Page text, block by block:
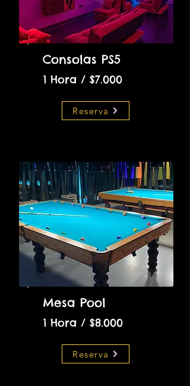
Consolas PS5
1 Hora / $7.000
Reserva
Mesa Pool
1 Hora / $8.000
Reserva